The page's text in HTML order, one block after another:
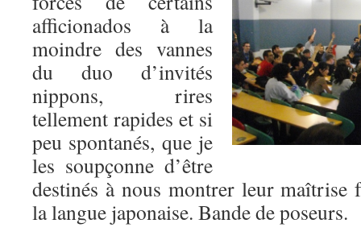
afficionados à la
moindre des vannes
du duo d’invités
nippons, rires
tellement rapides et si
peu spontanés, que je
les soupçonne d’être
destinés à nous montrer leur maîtrise
la langue japonaise. Bande de poseurs.